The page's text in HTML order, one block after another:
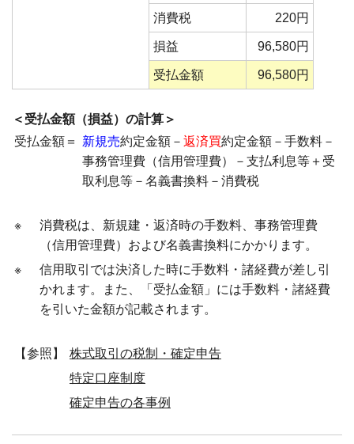
消費税 220円
損益 96,580円
受払金額 96,580円
＜受払金額（損益）の計算＞
受払金額＝
新規売約定金額－ 返済買約定金額－手数料－
事務管理費（信用管理費）－支払利息等＋受
取利息等－名義書換料－消費税
※
消費税は、新規建・返済時の手数料、事務管理費
（信用管理費）および名義書換料にかかります。
※
信用取引では決済した時に手数料・諸経費が差し引
かれます。また、「受払金額」には手数料・諸経費
を引いた金額が記載されます。
【参照】
株式取引の税制・確定申告
特定口座制度
確定申告の各事例